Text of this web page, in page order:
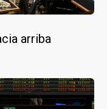
arriba